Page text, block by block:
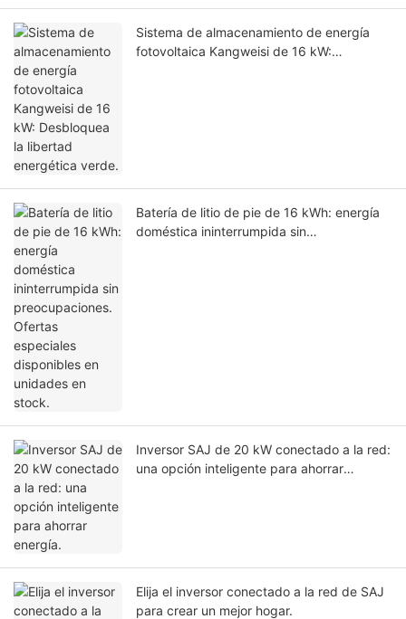
Sistema de almacenamiento de energía
fotovoltaica Kangweisi de 16 kW:
Batería de litio de pie de 16 kWh: energía
doméstica ininterrumpida sin
Inversor SAJ de 20 kW conectado a la red:
una opción inteligente para ahorrar
Elija el inversor conectado a la red de SAJ
para crear un mejor hogar.